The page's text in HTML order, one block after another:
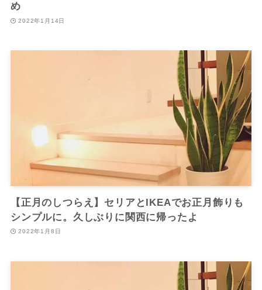
め
2022年1月14日
【正月のしつらえ】セリアとIKEAでお正月飾りも
シンプルに。久しぶりに関西に帰ったよ
2022年1月8日